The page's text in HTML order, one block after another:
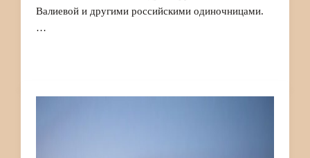
Валиевой и другими российскими одиночницами.
…